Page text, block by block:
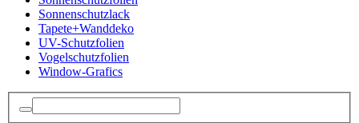
Sonnenschutzlack
Tapete+Wanddeko
UV-Schutzfolien
Vogelschutzfolien
Window-Grafics